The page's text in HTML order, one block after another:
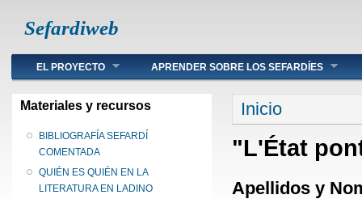
Sefardiweb
Main menu
EL PROYECTO APRENDER SOBRE LOS SEFARDÍES
Materiales y recursos
BIBLIOGRAFÍA SEFARDÍ
COMENTADA
QUIÉN ES QUIÉN EN LA
LITERATURA EN LADINO
Se encuentra
Inicio
"L'État
Apellidos y